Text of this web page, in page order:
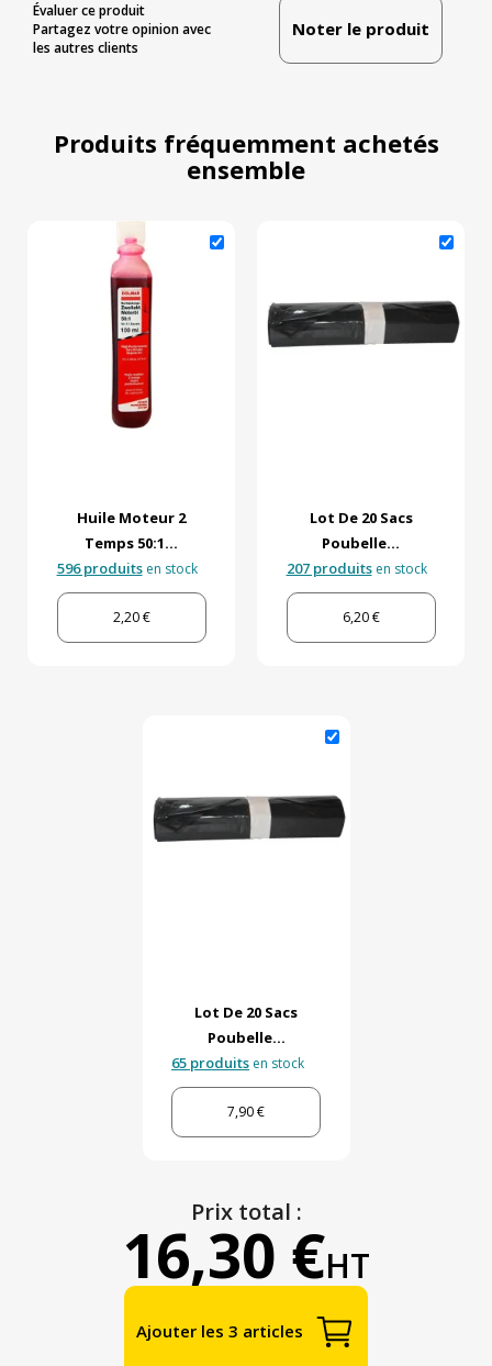
Évaluer ce produit
Partagez votre opinion avec
les autres clients
Noter le produit
Produits fréquemment achetés
ensemble
Huile Moteur 2
Temps 50:1...
596 produitsen stock
2,20 €
Lot De 20 Sacs
Poubelle...
207 produitsen stock
6,20 €
Lot De 20 Sacs
Poubelle...
65 produits en stock
7,90 €
Prix total :
16,30 €HT
Ajouter les 3 articles